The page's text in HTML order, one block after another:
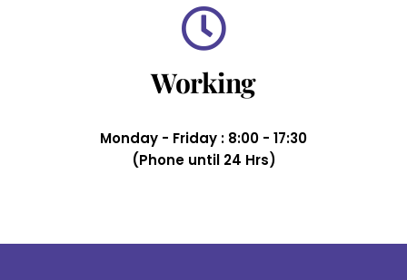
Working
Monday - Friday : 8:00 - 17:30
(Phone until 24 Hrs)